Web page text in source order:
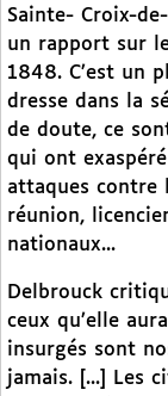
Sainte- Croix-
un rapport sur
1848. C’est un
dresse dans la
de doute, ce
qui ont
attaques contre
réunion,
nationaux...
Delbrouck
ceux qu’elle
insurgés sont
jamais. [...] Les